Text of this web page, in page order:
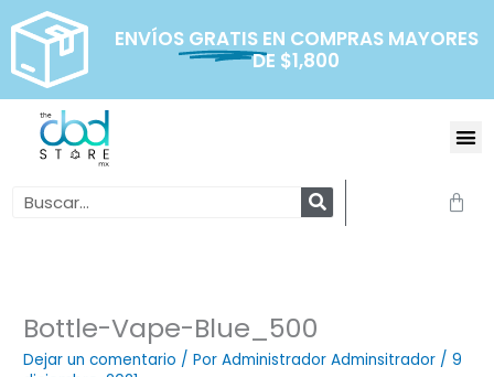
contenido
ENVÍOS GRATIS EN COMPRAS MAYORES
DE $1,800
Search
Bottle-Vape-Blue_500
Dejar un comentario / PorAdministrador Adminsitrador /9